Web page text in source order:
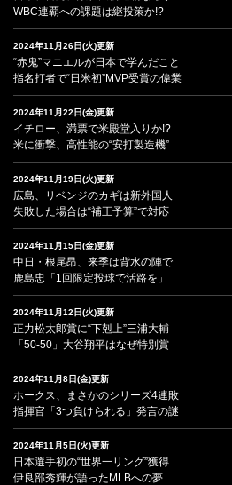
WBC連覇への課題は継投策か!?
2024年11月26日(火)更新
“赤鬼”マニエルが日本で学んだこと
指名打者で“日米初”MVP受賞の偉業
2024年11月22日(金)更新
イチロー、満票で米殿堂入りか!?
米に衝撃、高性能の“安打製造機”
2024年11月19日(火)更新
広島、リベンジのカギは新外国人
失敗した場合は“補正予算”で対応
2024年11月15日(金)更新
中日・根尾昂、来季は背水の陣で
鹿島忠「1回限定投球で活路を」
2024年11月12日(火)更新
正力松太郎賞に“下剋上”三浦大輔
「50-50」大谷翔平はなぜ特別賞
2024年11月8日(金)更新
ホークス、まさかのシリーズ4連敗
指揮官「3つ負けられる」発言の謎
2024年11月5日(火)更新
日本選手初の“世界一リング”獲得
伊良部秀輝が語ったMLBへの夢